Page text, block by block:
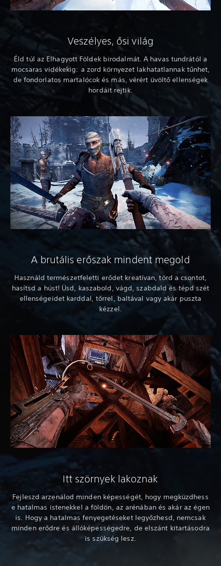
Veszélyes, ősi világ
Éld túl az Elhagyott Földek birodalmát. A havas tundrától a
mocsaras vidékekig: a zord környezet lakhatatlannak tűnhet,
de fondorlatos martalócok és más, vérért üvöltő ellenségek
hordáit rejtik.
A brutális erőszak mindent megold
Használd természetfeletti erődet kreatívan, törd a csontot,
hasítsd a húst! Üsd, kaszabold, vágd, szabdald és tépd szét
ellenségeidet karddal, tőrrel, baltával vagy akár puszta
kézzel.
Itt szörnyek lakoznak
Fejleszd arzenálod minden képességét, hogy megküzdhess
e hatalmas istenekkel a földön, az arénában és akár az égen
is. Hogy a hatalmas fenyegetéseket legyőzhesd, nemcsak
minden erődre és állóképességedre, de elszánt kitartásodra
is szükség lesz.